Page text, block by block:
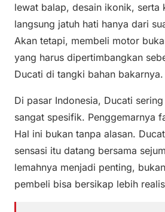
lewat balap, desain ikonik, serta
langsung jatuh hati hanya dari
Akan tetapi, membeli motor
yang harus dipertimbangkan
Ducati di tangki bahan bakarnya.
Di pasar Indonesia, Ducati
sangat spesifik. Penggemarnya
Hal ini bukan tanpa alasan.
sensasi itu datang bersama
lemahnya menjadi penting,
pembeli bisa bersikap lebih